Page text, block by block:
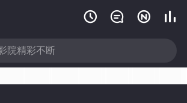
   